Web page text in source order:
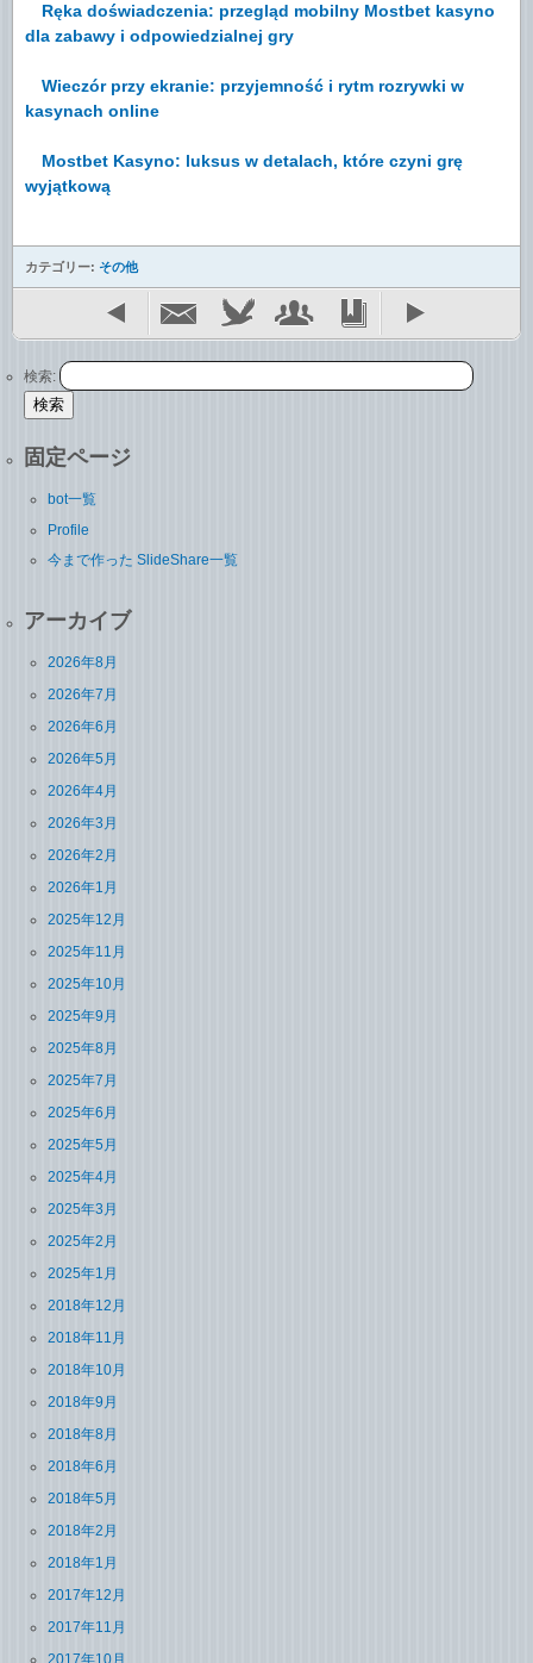
Ręka doświadczenia: przegląd mobilny Mostbet kasyno
dla zabawy i odpowiedzialnej gry
Wieczór przy ekranie: przyjemność i rytm rozrywki w
kasynach online
Mostbet Kasyno: luksus w detalach, które czyni grę
wyjątkową
カテゴリー: その他
検索:
固定ページ
bot一覧
Profile
今まで作った SlideShare一覧
アーカイブ
2026年8月
2026年7月
2026年6月
2026年5月
2026年4月
2026年3月
2026年2月
2026年1月
2025年12月
2025年11月
2025年10月
2025年9月
2025年8月
2025年7月
2025年6月
2025年5月
2025年4月
2025年3月
2025年2月
2025年1月
2018年12月
2018年11月
2018年10月
2018年9月
2018年8月
2018年6月
2018年5月
2018年2月
2018年1月
2017年12月
2017年11月
2017年10月